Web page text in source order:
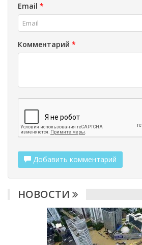
Email *
Комментарий *
Добавить комментарий
НОВОСТИ